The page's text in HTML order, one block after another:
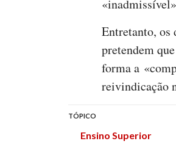
Entretanto, os
pretendem
forma a
reivindicação
TÓPICO
Ensino Superior